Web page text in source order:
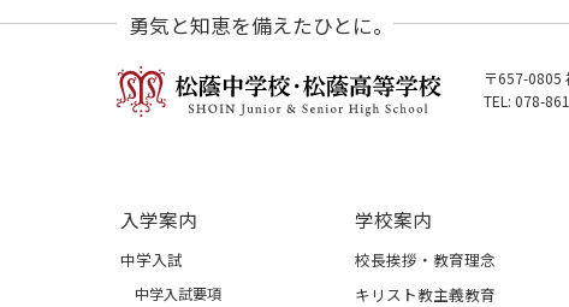
勇気と知恵を備えたひとに。
〒657-0805
TEL: 078-
入学案内
中学入試
中学入試要項
学校案内
校長挨拶・教育理念
キリスト教主義教育